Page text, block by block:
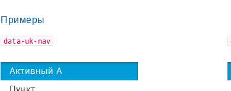
Примеры
data-uk-nav
Активный А